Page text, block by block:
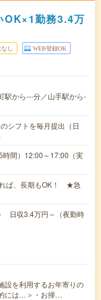
OK×1勤務3.4万
し WEB登録OK
駅から---分／山手駅から-
シフトを毎月提出（日
間）12:00～17:00（実
ば、長期もOK！ ★急
日収3.4万円～（夜勤時
設を利用するお年寄りの
には…＞・お掃…